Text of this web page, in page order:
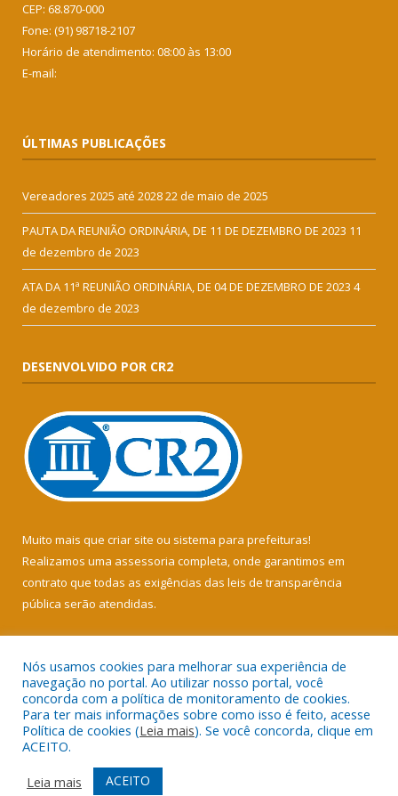
CEP: 68.870-000
Fone: (91) 98718-2107
Horário de atendimento: 08:00 às 13:00
E-mail:
ÚLTIMAS PUBLICAÇÕES
Vereadores 2025 até 202822 de maio de 2025
PAUTA DA REUNIÃO ORDINÁRIA, DE 11 DE DEZEMBRO DE 2023 11
de dezembro de 2023
ATA DA 11ª REUNIÃO ORDINÁRIA, DE 04 DE DEZEMBRO DE 2023 4
de dezembro de 2023
DESENVOLVIDO POR CR2
Muito mais que criar site ou sistema para prefeituras!
Realizamos uma assessoria completa, onde garantimos em
contrato que todas as exigências das leis de transparência
pública serão atendidas.
Todos os direitos reservados a Câmara Municipal de Soure.
Mapa do Site
Acessar Área Administrativa
Nós usamos cookies para melhorar sua experiência de
navegação no portal. Ao utilizar nosso portal, você
concorda com a política de monitoramento de cookies.
Para ter mais informações sobre como isso é feito, acesse
Política de cookies (Leia mais). Se você concorda, clique em
ACEITO.
Leia mais
ACEITO